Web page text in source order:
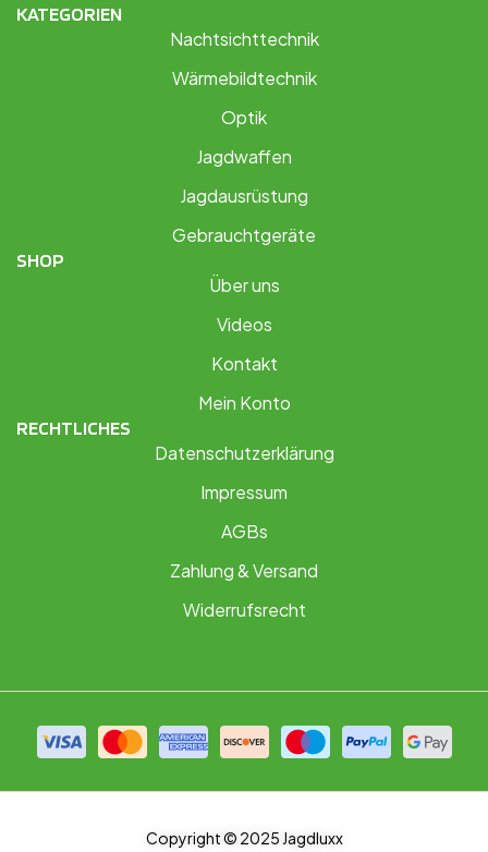
KATEGORIEN
Nachtsichttechnik
Wärmebildtechnik
Optik
Jagdwaffen
Jagdausrüstung
Gebrauchtgeräte
SHOP
Über uns
Videos
Kontakt
Mein Konto
RECHTLICHES
Datenschutzerklärung
Impressum
AGBs
Zahlung & Versand
Widerrufsrecht
Copyright © 2025 Jagdluxx